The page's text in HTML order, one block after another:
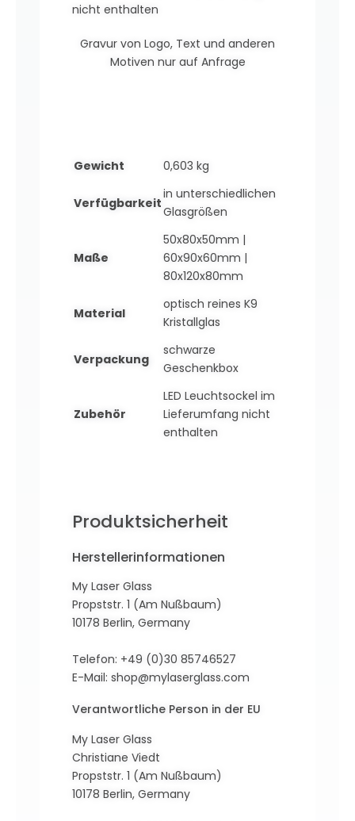
nicht enthalten
Gravur von Logo, Text und anderen
Motiven nur auf Anfrage
Gewicht 0,603 kg
Verfügbarkeit
in unterschiedlichen
Glasgrößen
Maße
50x80x50mm |
60x90x60mm |
80x120x80mm
Material
optisch reines K9
Kristallglas
Verpackung
schwarze
Geschenkbox
Zubehör
LED Leuchtsockel im
Lieferumfang nicht
enthalten
Produktsicherheit
Herstellerinformationen
My Laser Glass
Propststr. 1 (Am Nußbaum)
10178 Berlin, Germany
Telefon: +49 (0)30 85746527
E-Mail: shop@mylaserglass.com
Verantwortliche Person in der EU
My Laser Glass
Christiane Viedt
Propststr. 1 (Am Nußbaum)
10178 Berlin, Germany